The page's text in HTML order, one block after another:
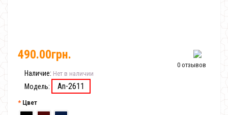
0 отзывов
490.00грн.
Наличие: Нет в наличии
Модель: An-2611
Цвет